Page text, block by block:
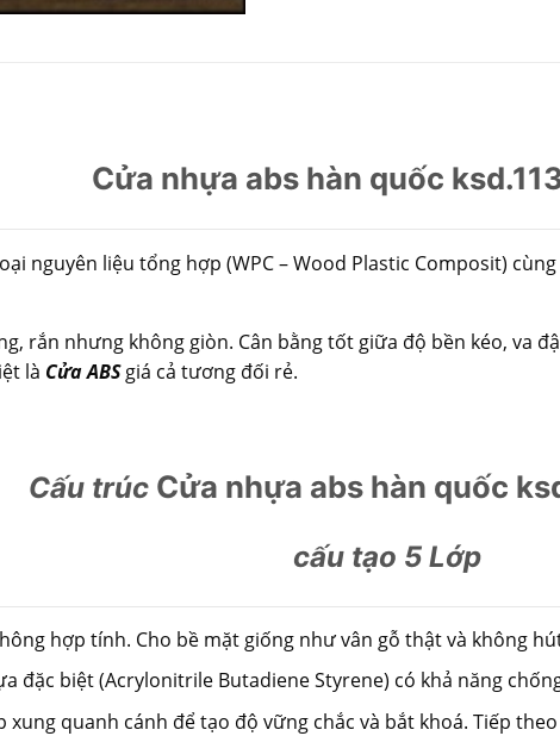
Cửa nhựa abs hàn quốc
nguyên liệu tổng hợp (WPC – Wood Plastic Composit)
rắn nhưng không giòn. Cân bằng tốt giữa độ bền kéo, va
là Cửa ABSgiá cả tương đối rẻ.
Cấu trúc Cửa nhựa abs hàn quốc
cấu tạo 5 Lớp
hợp tính. Cho bề mặt giống như vân gỗ thật và không
đặc biệt (Acrylonitrile Butadiene Styrene) có khả năng
xung quanh cánh để tạo độ vững chắc và bắt khoá. Tiếp